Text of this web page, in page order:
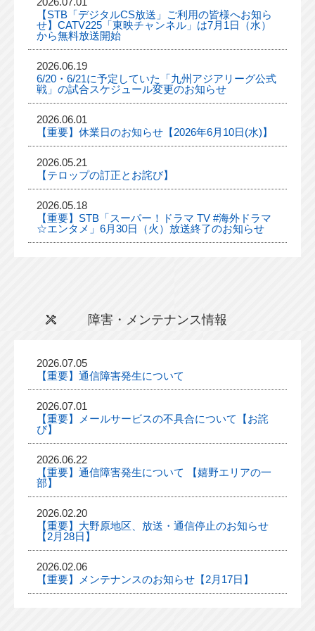
【STB「デジタルCS放送」ご利用の皆様へお知ら
せ】CATV225「東映チャンネル」は7月1日（水）
から無料放送開始
2026.06.19
6/20・6/21に予定していた「九州アジアリーグ公式
戦」の試合スケジュール変更のお知らせ
2026.06.01
【重要】休業日のお知らせ【2026年6月10日(水)】
2026.05.21
【テロップの訂正とお詫び】
2026.05.18
【重要】STB「スーパー！ドラマ TV #海外ドラマ
☆エンタメ」6月30日（火）放送終了のお知らせ
障害・メンテナンス情報
2026.07.05
【重要】通信障害発生について
2026.07.01
【重要】メールサービスの不具合について【お詫
び】
2026.06.22
【重要】通信障害発生について 【嬉野エリアの一
部】
2026.02.20
【重要】大野原地区、放送・通信停止のお知らせ
【2月28日】
2026.02.06
【重要】メンテナンスのお知らせ【2月17日】